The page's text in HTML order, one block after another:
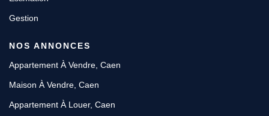
Gestion
NOS ANNONCES
Appartement À Vendre, Caen
Maison À Vendre, Caen
Appartement À Louer, Caen